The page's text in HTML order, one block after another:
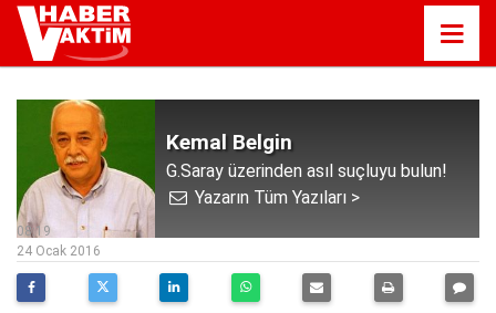
Kemal Belgin
G.Saray üzerinden asıl suçluyu bulun!
Yazarın Tüm Yazıları >
08:19
24 Ocak 2016